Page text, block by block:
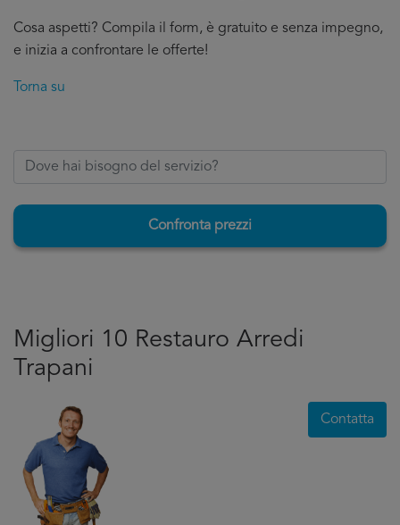
Cosa aspetti? Compila il form, è gratuito e senza impegno,
e inizia a confrontare le offerte!
Torna su
Confronta prezzi
Migliori 10 Restauro Arredi
Trapani
Contatta